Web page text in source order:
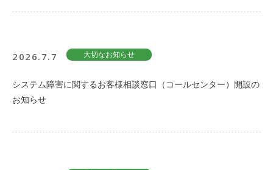
2026.7.7 大切なお知らせ
システム障害に関するお客様相談窓口（コールセンター）開設の
お知らせ